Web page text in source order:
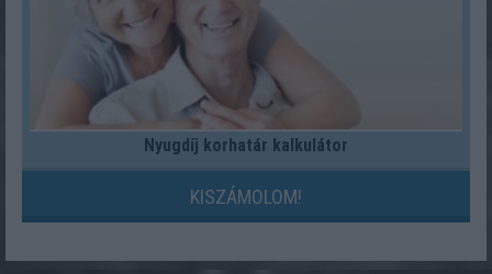
Nyugdíj korhatár kalkulátor
KISZÁMOLOM!